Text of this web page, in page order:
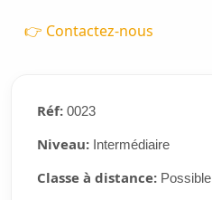
👉 Contactez-nous
Réf:0023
Niveau:Intermédiaire
Classe à distance:Possible